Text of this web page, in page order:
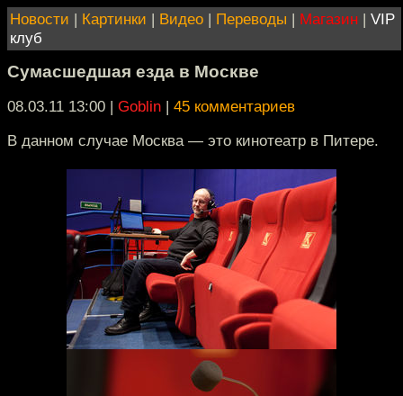
Новости | Картинки | Видео | Переводы | Магазин | VIP
клуб
Сумасшедшая езда в Москве
08.03.11 13:00 | Goblin | 45 комментариев
В данном случае Москва — это кинотеатр в Питере.